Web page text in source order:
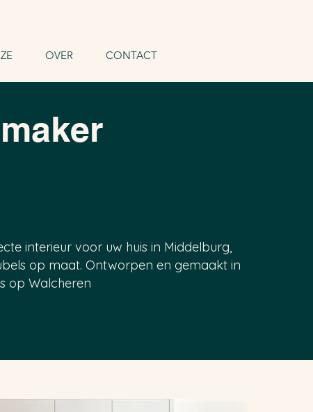
OVER CONTACT
interieur voor uw huis in Middelburg,
op maat. Ontworpen en gemaakt in
op Walcheren